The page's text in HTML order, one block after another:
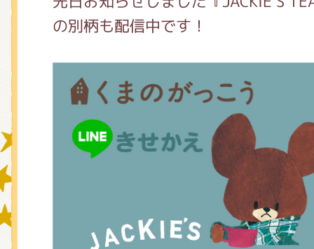
の別柄も配信中です！
グッズインフォメーション
ミュージカル・コンサート
おたのしみコンテンツ(クイズ・